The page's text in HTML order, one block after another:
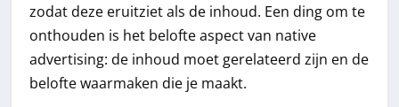
zodat deze eruitziet als de inhoud. Een ding om te
onthouden is het belofte aspect van native
advertising: de inhoud moet gerelateerd zijn en de
belofte waarmaken die je maakt.